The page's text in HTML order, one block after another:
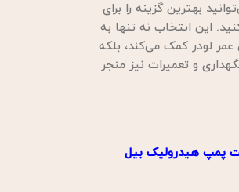
بهترین گزینه را برای
این انتخاب نه تنها به
عمر لودر کمک می‌کند، بلکه
و تعمیرات نیز منجر
پمپ هیدرولیک بیل